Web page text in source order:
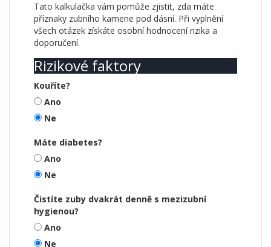
Tato kalkulačka vám pomůže zjistit, zda máte
příznaky zubního kamene pod dásní. Při vyplnění
všech otázek získáte osobní hodnocení rizika a
doporučení.
Rizikové faktory
Kouříte?
Ano
Ne
Máte diabetes?
Ano
Ne
Čistíte zuby dvakrát denně s mezizubní
hygienou?
Ano
Ne